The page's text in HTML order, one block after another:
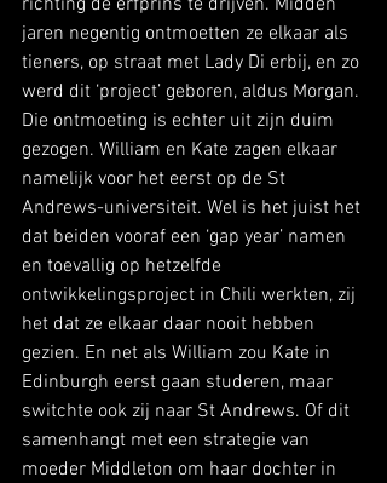
richting de erfprins te drijven. Midden
jaren negentig ontmoetten ze elkaar als
tieners, op straat met Lady Di erbij, en zo
werd dit ‘project’ geboren, aldus Morgan.
Die ontmoeting is echter uit zijn duim
gezogen. William en Kate zagen elkaar
namelijk voor het eerst op de St
Andrews-universiteit. Wel is het juist het
dat beiden vooraf een ‘gap year’ namen
en toevallig op hetzelfde
ontwikkelingsproject in Chili werkten, zij
het dat ze elkaar daar nooit hebben
gezien. En net als William zou Kate in
Edinburgh eerst gaan studeren, maar
switchte ook zij naar St Andrews. Of dit
samenhangt met een strategie van
moeder Middleton om haar dochter in